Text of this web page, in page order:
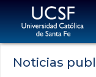
Noticias